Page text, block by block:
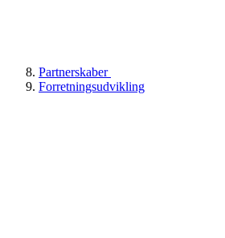
Partnerskaber
Forretningsudvikling